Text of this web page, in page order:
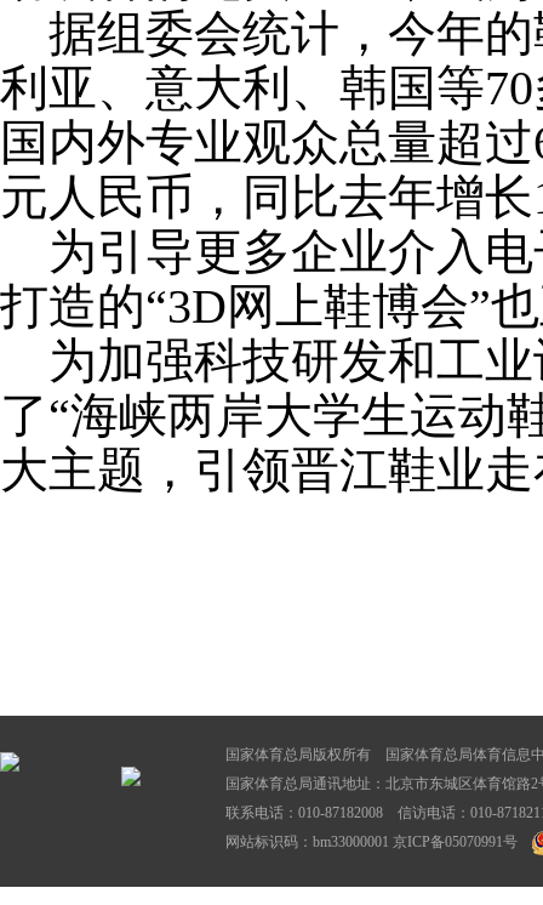
据组委会统计，今年的
利亚、意大利、韩国等
国内外专业观众总量超
元人民币，同比去年增长
为引导更多企业介入电
打造的“3D网上鞋博会”
为加强科技研发和工业
了“海峡两岸大学生运动
大主题，引领晋江鞋业
国家体育总局版权所有 国家体育总局体育信息
国家体育总局通讯地址：北京市东城区体育馆
联系电话：010-87182008 信访电话：010-
网站标识码：bm33000001 京ICP备05070991号